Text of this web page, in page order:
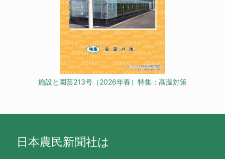
施設と園芸213号（2026年春）特集：高温対策
日本農民新聞社は